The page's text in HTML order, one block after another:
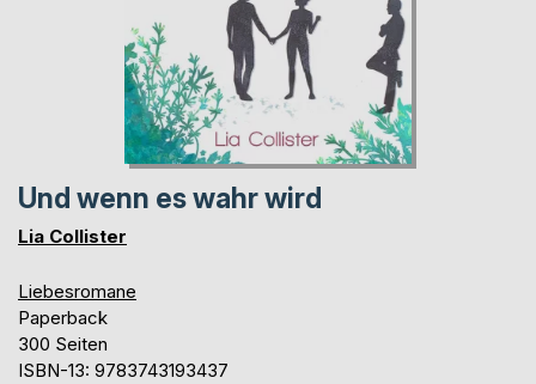
Und wenn es wahr wird
Lia Collister
Liebesromane
Paperback
300 Seiten
ISBN-13: 9783743193437